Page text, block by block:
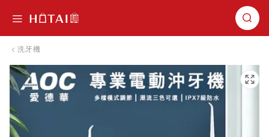
洗牙機
跳到圖片庫的末尾